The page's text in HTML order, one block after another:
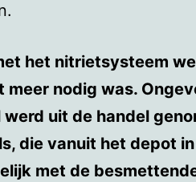
het nitrietsysteem
meer nodig was.
uit de handel
die vanuit het depot
met de